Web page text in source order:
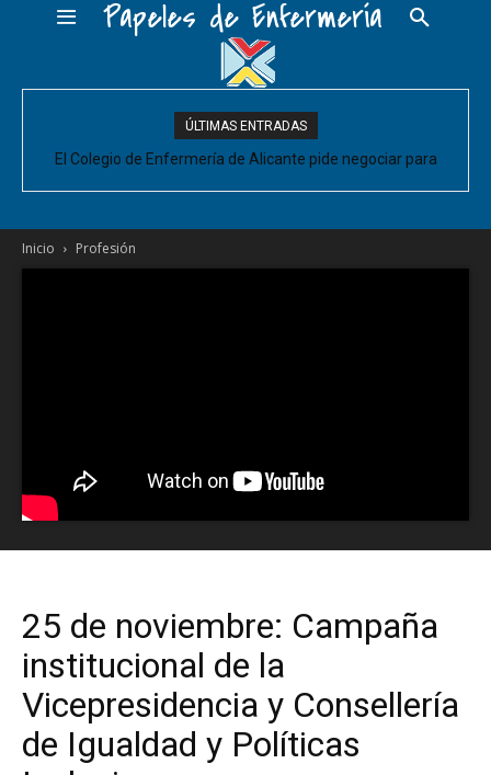
Papeles de Enfermería
ÚLTIMAS ENTRADAS
El Colegio de Enfermería de Alicante pide negociar para
y CESM-CV
Inicio Profesión
25 de noviembre: Campaña
institucional de la
Vicepresidencia y Consellería
de Igualdad y Políticas